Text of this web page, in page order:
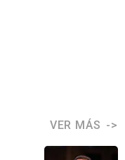
VER MÁS